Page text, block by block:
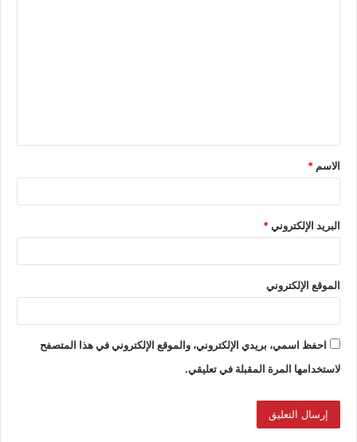
الاسم *
البريد الإلكتروني*
الموقع الإلكتروني
احفظ اسمي، بريدي الإلكتروني، والموقع الإلكتروني في هذا المتصفح
لاستخدامها المرة المقبلة في تعليقي.